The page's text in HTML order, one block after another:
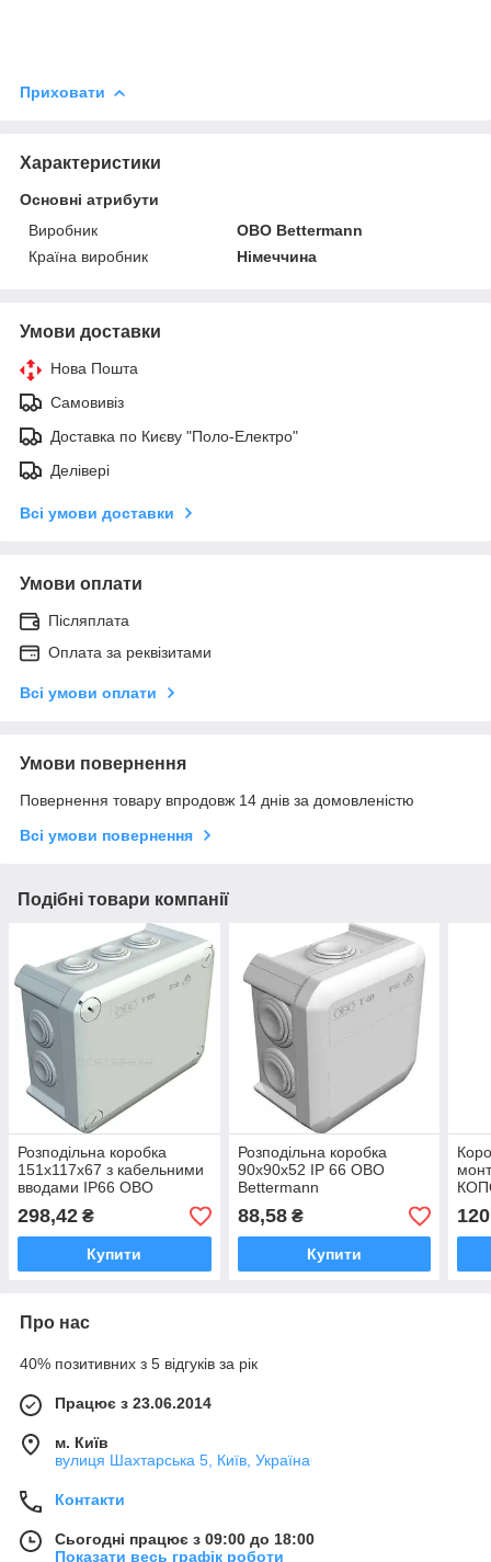
Приховати
Характеристики
Основні атрибути
Виробник
OBO Bettermann
Країна виробник
Німеччина
Умови доставки
Нова Пошта
Самовивіз
Доставка по Києву "Поло-Електро"
Делівері
Всі умови доставки
Умови оплати
Післяплата
Оплата за реквізитами
Всі умови оплати
Умови повернення
Повернення товару впродовж 14 днів за домовленістю
Всі умови повернення
Подібні товари компанії
Розподільна коробка
151х117х67 з кабельними
вводами ІР66 OBO
Bettermann
298,42 ₴
Купити
Розподільна коробка
90х90х52 ІР 66 OBO
Bettermann
88,58₴
Купити
Про нас
40% позитивних з 5 відгуків за рік
Працює з 23.06.2014
м. Київ
вулиця Шахтарська 5, Київ, Україна
Контакти
Сьогодні працює з 09:00 до 18:00
Показати весь графік роботи